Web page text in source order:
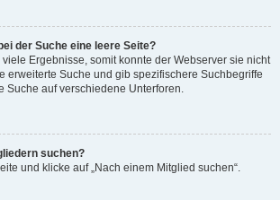
der Suche eine leere Seite?
Ergebnisse, somit konnte der Webserver sie nicht
erweiterte Suche und gib spezifischere Suchbegriffe
Suche auf verschiedene Unterforen.
suchen?
und klicke auf „Nach einem Mitglied suchen“.